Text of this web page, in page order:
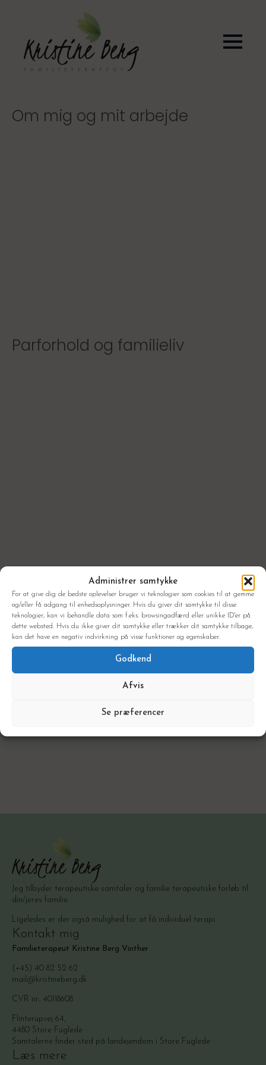
Administrer samtykke
For at give dig de bedste oplevelser bruger vi teknologier som cookies til at gemme
og/eller få adgang til enhedsoplysninger. Hvis du giver dit samtykke til disse
teknologier, kan vi behandle data som f.eks. browsingadfærd eller unikke ID'er på
dette websted. Hvis du ikke giver dit samtykke eller trækker dit samtykke tilbage,
kan det have en negativ indvirkning på visse funktioner og egenskaber.
Godkend
Afvis
Se præferencer
Om mig og mit arbejde
Parforhold og familieliv
De unges udfordringer og
trivsel
Jeg tilbyder terapeutiske samtaler og familie terapeutiske forløb til
din/jeres familie.
Ligeledes er der også mulighed for at få individuel terapi.
Kontakt mig
Familieterapeut Kristine Berg Vinther
(+45) 40 82 52 62
mail@kristineberg.dk
CVR nr.: 40118608
Flinterupvej 64,
4480 Store Fuglede
Samtalerne finder sted på landejendom i Store Fuglede
Læs mere